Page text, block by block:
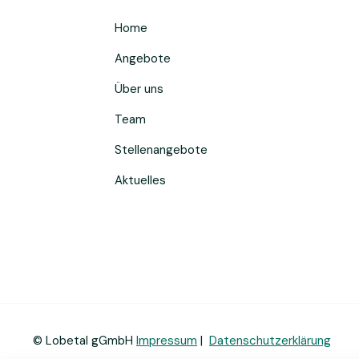
Home
Angebote
Über uns
Team
Stellenangebote
Aktuelles
© Lobetal gGmbH Impressum | Datenschutzerklärung